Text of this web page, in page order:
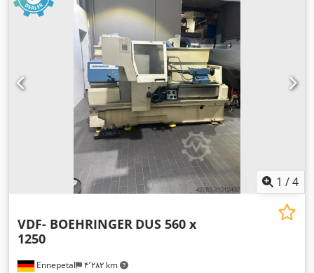
1 /4
Ennepetal ۴٬۲۸۲ km
VDF- BOEHRINGER DUS 560 x
1250